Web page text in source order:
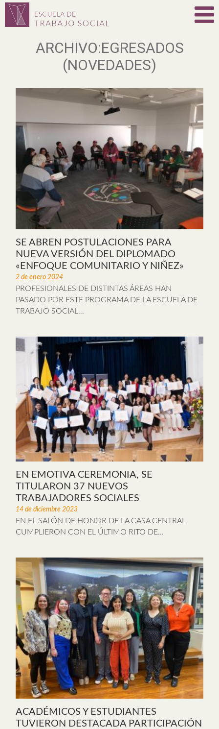
ARCHIVO:EGRESADOS
(NOVEDADES)
SE ABREN POSTULACIONES PARA
NUEVA VERSIÓN DEL DIPLOMADO
«ENFOQUE COMUNITARIO Y NIÑEZ»
2 de enero 2024
PROFESIONALES DE DISTINTAS ÁREAS HAN
PASADO POR ESTE PROGRAMA DE LA ESCUELA DE
TRABAJO SOCIAL...
EN EMOTIVA CEREMONIA, SE
TITULARON 37 NUEVOS
TRABAJADORES SOCIALES
14 de diciembre 2023
EN EL SALÓN DE HONOR DE LA CASA CENTRAL
CUMPLIERON CON EL ÚLTIMO RITO DE...
ACADÉMICOS Y ESTUDIANTES
TUVIERON DESTACADA PARTICIPACIÓN